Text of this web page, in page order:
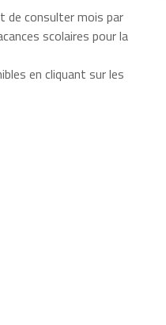
de consulter mois par
scolaires pour la
en cliquant sur les